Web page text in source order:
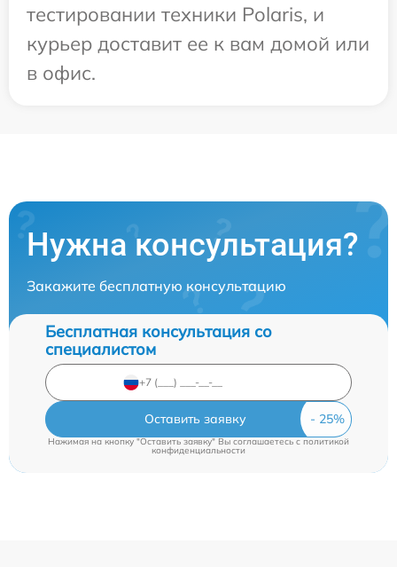
тестировании техники Polaris, и
курьер доставит ее к вам домой или
в офис.
Нужна консультация?
Закажите бесплатную консультацию
Бесплатная консультация со
специалистом
Оставить заявку
Нажимая на кнопку "Оставить заявку" Вы соглашаетесь cполитикой
конфиденциальности